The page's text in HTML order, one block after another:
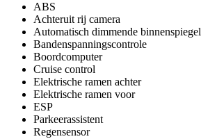
ABS
Achteruit rij camera
Automatisch dimmende binnenspiegel
Bandenspanningscontrole
Boordcomputer
Cruise control
Elektrische ramen achter
Elektrische ramen voor
ESP
Parkeerassistent
Regensensor